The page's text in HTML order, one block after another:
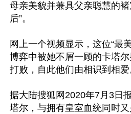
母亲美貌并兼具父亲聪慧的
后”。
网上一个视频显示，这位“最
博弈中被她不屑一顾的卡塔
打败，自此他们由相识到相爱
据大陆搜狐网2020年7月3日
塔尔，与拥有皇室血统同时